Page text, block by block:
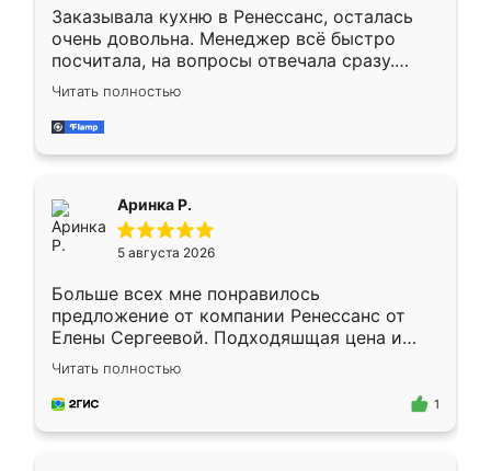
Заказывала кухню в Ренессанс, осталась
очень довольна. Менеджер всё быстро
посчитала, на вопросы отвечала сразу.
Замерщик приехал в субботу, подошёл к
делу со всей ответственностью. Собрали
за день, ребята работали аккуратно, даже
Читать полностью
Аринка Р.
5 августа 2026
Больше всех мне понравилось
предложение от компании Ренессанс от
Елены Сергеевой. Подходяшщая цена и
короткие сроки изготовления. Приехавший
для замера сотрудник Владислав
предложил по моему эскизу самый
Читать полностью
1